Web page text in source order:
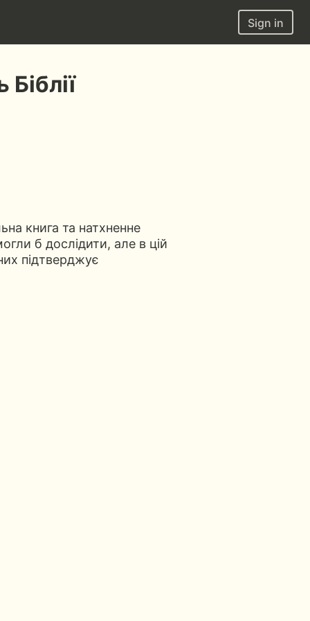
Sign in
книга та натхненне
б дослідити, але в цій
підтверджує